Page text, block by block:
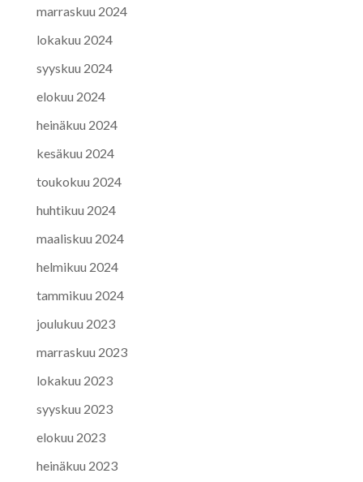
marraskuu 2024
lokakuu 2024
syyskuu 2024
elokuu 2024
heinäkuu 2024
kesäkuu 2024
toukokuu 2024
huhtikuu 2024
maaliskuu 2024
helmikuu 2024
tammikuu 2024
joulukuu 2023
marraskuu 2023
lokakuu 2023
syyskuu 2023
elokuu 2023
heinäkuu 2023